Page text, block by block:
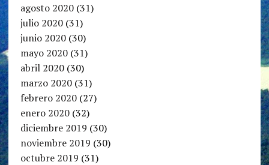
agosto 2020(31)
julio 2020(31)
junio 2020(30)
mayo 2020(31)
abril 2020(30)
marzo 2020(31)
febrero 2020(27)
enero 2020(32)
diciembre 2019 (30)
noviembre 2019 (30)
octubre 2019 (31)